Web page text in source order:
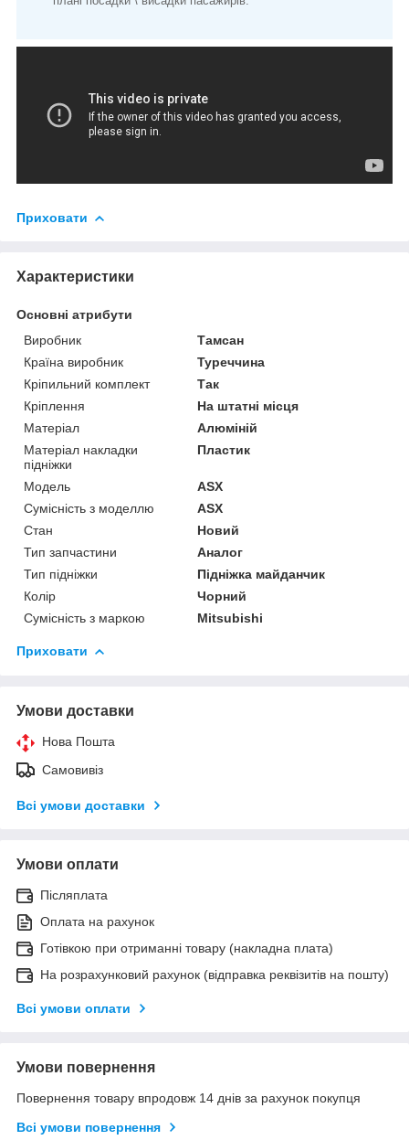
Приховати
Характеристики
Основні атрибути
Виробник
Тамсан
Країна виробник
Туреччина
Кріпильний комплект
Так
Кріплення
На штатні місця
Матеріал
Алюміній
Матеріал накладки
підніжки
Пластик
Модель
ASX
Сумісність з моделлю
ASX
Стан
Новий
Тип запчастини
Аналог
Тип підніжки
Підніжка майданчик
Колір
Чорний
Сумісність з маркою
Mitsubishi
Приховати
Умови доставки
Нова Пошта
Самовивіз
Всі умови доставки
Умови оплати
Післяплата
Оплата на рахунок
Готівкою при отриманні товару (накладна плата)
На розрахунковий рахунок (відправка реквізитів на пошту)
Всі умови оплати
Умови повернення
Повернення товару впродовж 14 днів за рахунок покупця
Всі умови повернення